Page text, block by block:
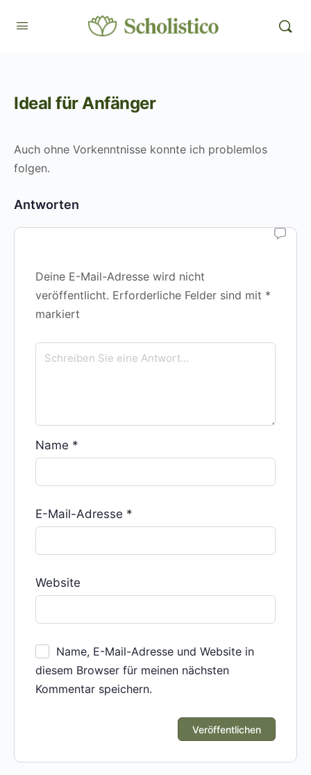
Ideal für Anfänger
Auch ohne Vorkenntnisse konnte ich problemlos
folgen.
Antworten
Deine E-Mail-Adresse wird nicht
veröffentlicht. Erforderliche Felder sind mit *
markiert
Name *
E-Mail-Adresse *
Website
Name, E-Mail-Adresse und Website in
diesem Browser für meinen nächsten
Kommentar speichern.